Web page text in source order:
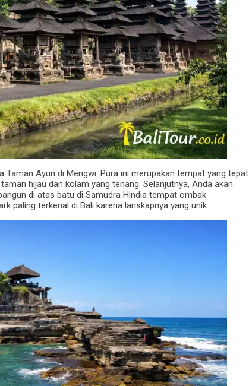
Taman Ayun di Mengwi. Pura ini merupakan tempat yang tepat
hijau dan kolam yang tenang. Selanjutnya, Anda akan
di atas batu di Samudra Hindia tempat ombak
paling terkenal di Bali karena lanskapnya yang unik.